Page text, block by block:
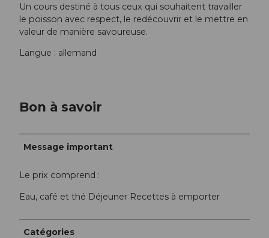
Un cours destiné à tous ceux qui souhaitent travailler
le poisson avec respect, le redécouvrir et le mettre en
valeur de manière savoureuse.
Langue : allemand
Bon à savoir
Message important
Le prix comprend :
Eau, café et thé Déjeuner Recettes à emporter
Catégories